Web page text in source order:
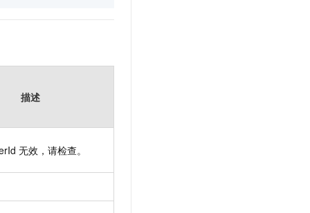
描述
无效，请检查。